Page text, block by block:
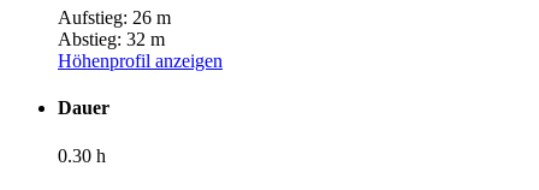
Aufstieg: 26 m
Abstieg: 32 m
Höhenprofil anzeigen
Dauer
0.30 h